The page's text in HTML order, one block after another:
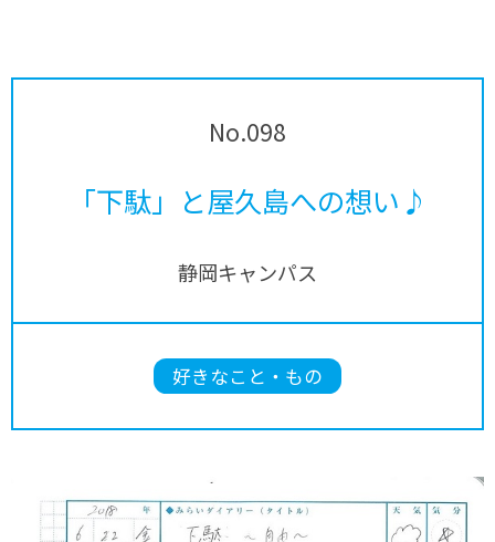
No.098
「下駄」と屋久島への想い♪
静岡キャンパス
好きなこと・もの